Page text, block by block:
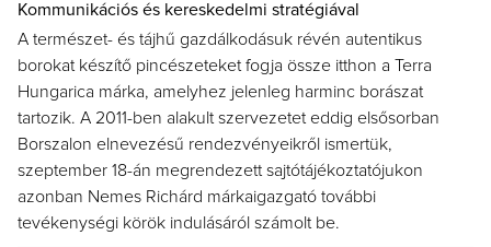
Kommunikációs és kereskedelmi stratégiával
A természet- és tájhű gazdálkodásuk révén autentikus
borokat készítő pincészeteket fogja össze itthon a Terra
Hungarica márka, amelyhez jelenleg harminc borászat
tartozik. A 2011-ben alakult szervezetet eddig elsősorban
Borszalon elnevezésű rendezvényeikről ismertük,
szeptember 18-án megrendezett sajtótájékoztatójukon
azonban Nemes Richárd márkaigazgató további
tevékenységi körök indulásáról számolt be.